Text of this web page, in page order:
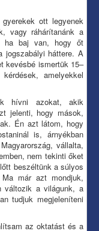
ott legyenek
vagy ráhárítanánk a
ha baj van, hogy őt
jogszabályi háttere. A
kevésbé ismertük 15–
amelyekkel
hívni azokat, akik
jelenti, hogy mások,
Én azt látom, hogy
is, árnyékban
vállalta,
nem tekinti őket
beszéltünk a súlyos
Ma már azt mondjuk,
változik a világunk, a
tudjuk megjeleníteni
az oktatást és a